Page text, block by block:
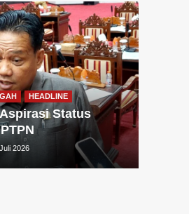
HEADLINE
Status
2026